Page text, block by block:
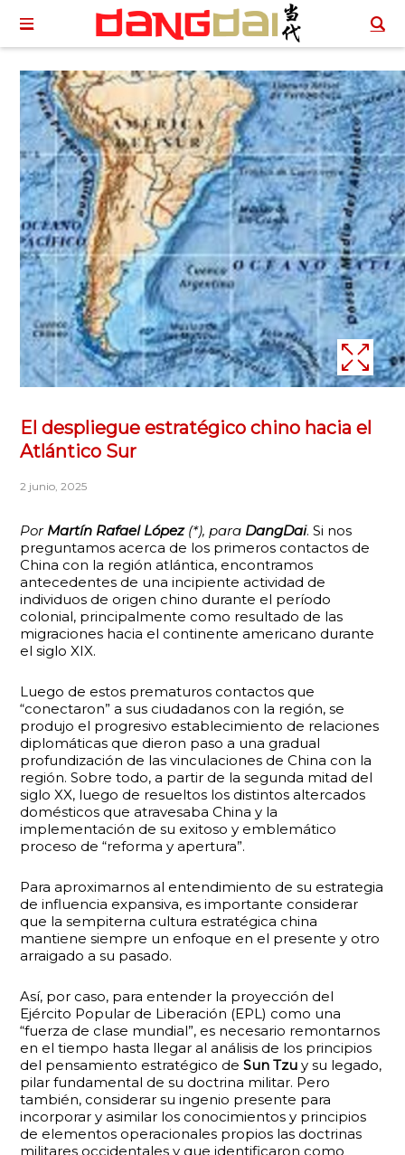
El despliegue estratégico chino hacia el
Atlántico Sur
2 junio, 2025
Por Martín Rafael López (*), para DangDai. Si nos
preguntamos acerca de los primeros contactos de
China con la región atlántica, encontramos
antecedentes de una incipiente actividad de
individuos de origen chino durante el período
colonial, principalmente como resultado de las
migraciones hacia el continente americano durante
el siglo XIX.
Luego de estos prematuros contactos que
“conectaron” a sus ciudadanos con la región, se
produjo el progresivo establecimiento de relaciones
diplomáticas que dieron paso a una gradual
profundización de las vinculaciones de China con la
región. Sobre todo, a partir de la segunda mitad del
siglo XX, luego de resueltos los distintos altercados
domésticos que atravesaba China y la
implementación de su exitoso y emblemático
proceso de “reforma y apertura”.
Para aproximarnos al entendimiento de su estrategia
de influencia expansiva, es importante considerar
que la sempiterna cultura estratégica china
mantiene siempre un enfoque en el presente y otro
arraigado a su pasado.
Así, por caso, para entender la proyección del
Ejército Popular de Liberación (EPL) como una
“fuerza de clase mundial”, es necesario remontarnos
en el tiempo hasta llegar al análisis de los principios
del pensamiento estratégico deSun Tzu y su legado,
pilar fundamental de su doctrina militar. Pero
también, considerar su ingenio presente para
incorporar y asimilar los conocimientos y principios
de elementos operacionales propios las doctrinas
militares occidentales y que identificaron como